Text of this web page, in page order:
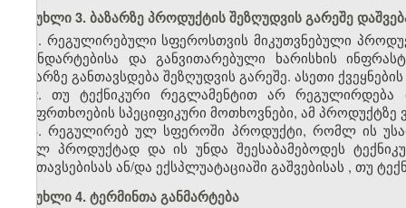
მუხლი 3. ბაზარზე პროდუქტის შეზღუდვის გარეშე
1. რეგულირებული სფეროსთვის მიკუთვნებული
სტანდარტებისა და განვითარებული ხარისხის
ბაზარზე განთავსდება შეზღუდვის გარეშე. ასეთი
2. თუ ტექნიკური რეგლამენტით არ რეგულირდება
უსაფრთხოების სპეციფიკური მოთხოვნები, ამ
3.რეგულირებ ულ სფეროში პროდუქტი, რომლ ის
ახალ პროდუქტად დაის უნდა შეესაბამებოდეს
განთავსებისას ან/და ექსპლუატაციაში გაშვებისას , თუ
მუხლი 4. ტერმინთა განმარტება